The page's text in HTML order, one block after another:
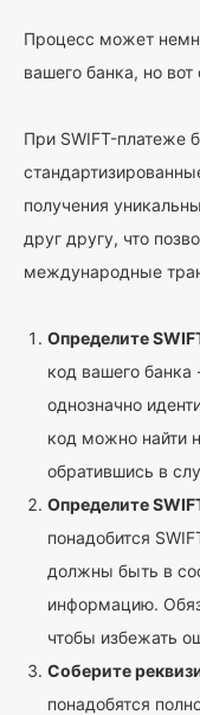
Процесс может
вашего банка, но
При SWIFT-платеже
получения
друг другу, что
международные
Определите
код вашего
однозначно
код можно найти
обратившись в
Определите
понадобится
должны быть в
информацию.
чтобы избежать
Соберите
понадобятся